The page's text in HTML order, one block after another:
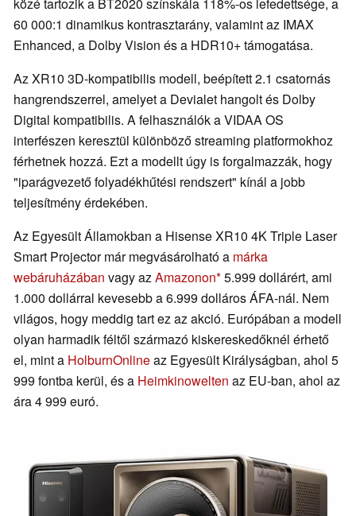
60 000:1 dinamikus kontrasztarány, valamint az IMAX
Enhanced, a Dolby Vision és a HDR10+ támogatása.
Az XR10 3D-kompatibilis modell, beépített 2.1 csatornás
hangrendszerrel, amelyet a Devialet hangolt és Dolby
Digital kompatibilis. A felhasználók a VIDAA OS
interfészen keresztül különböző streaming platformokhoz
férhetnek hozzá. Ezt a modellt úgy is forgalmazzák, hogy
"iparágvezető folyadékhűtési rendszert" kínál a jobb
teljesítmény érdekében.
Az Egyesült Államokban a Hisense XR10 4K Triple Laser
Smart Projector már megvásárolható a márka
webáruházában vagy azAmazonon 5.999 dollárért, ami
1.000 dollárral kevesebb a 6.999 dolláros ÁFA-nál. Nem
világos, hogy meddig tart ez az akció. Európában a modell
olyan harmadik féltől származó kiskereskedőknél érhető
el, mint a HolburnOnlineaz Egyesült Királyságban, ahol 5
999 fontba kerül, és a Heimkinowelten az EU-ban, ahol az
ára 4 999 euró.